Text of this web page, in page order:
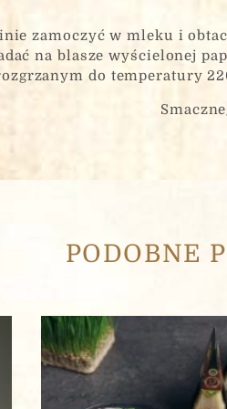
zamoczyć w mleku i
na blasze wyścielonej
do temperatury
PODOBNE